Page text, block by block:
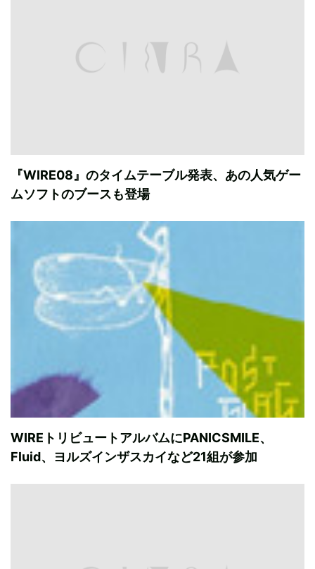
『WIRE08』のタイムテーブル発表、あの人気ゲー
ムソフトのブースも登場
WIREトリビュートアルバムにPANICSMILE、
Fluid、ヨルズインザスカイなど21組が参加